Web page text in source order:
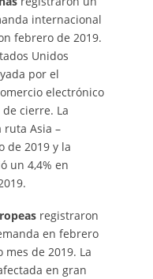
internacional
febrero de 2019.
Unidos
por el
electrónico
cierre. La
ruta Asia –
de 2019 y la
un 4,4% en
registraron
en febrero
de 2019. La
en gran